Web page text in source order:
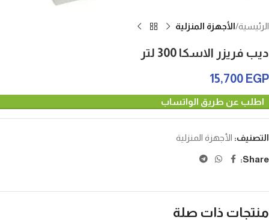
الرئيسية الأجهزة المنزلية
ديب فريزر الاسكا 300 لتر
15,700 EGP
اطلب عن طريق الواتساب
التصنيف: الأجهزة المنزلية
Share:
منتجات ذات صلة